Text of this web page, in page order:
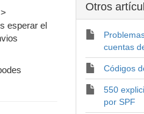
esperar el
Otros
cuentas
Códigos
550
por SPF